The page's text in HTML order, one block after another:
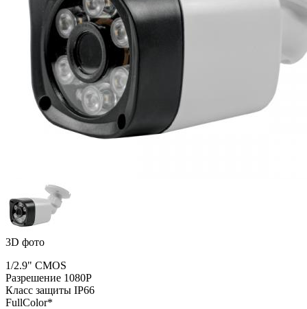
3D фото
1/2.9" CMOS
Разрешение 1080P
Класс защиты IP66
FullColor*